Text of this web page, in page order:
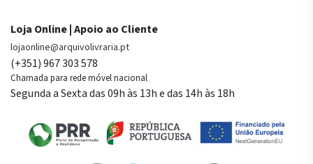
Loja Online | Apoio ao Cliente
lojaonline@arquivolivraria.pt
(+351) 967 303 578
Chamada para rede móvel nacional
Segunda a Sexta das 09h às 13h e das 14h às 18h